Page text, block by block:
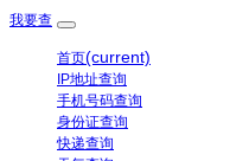
我要查
首页(current)
IP地址查询
手机号码查询
身份证查询
快递查询